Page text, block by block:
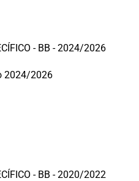
- BB - 2024/2026
2024/2026
- BB - 2020/2022